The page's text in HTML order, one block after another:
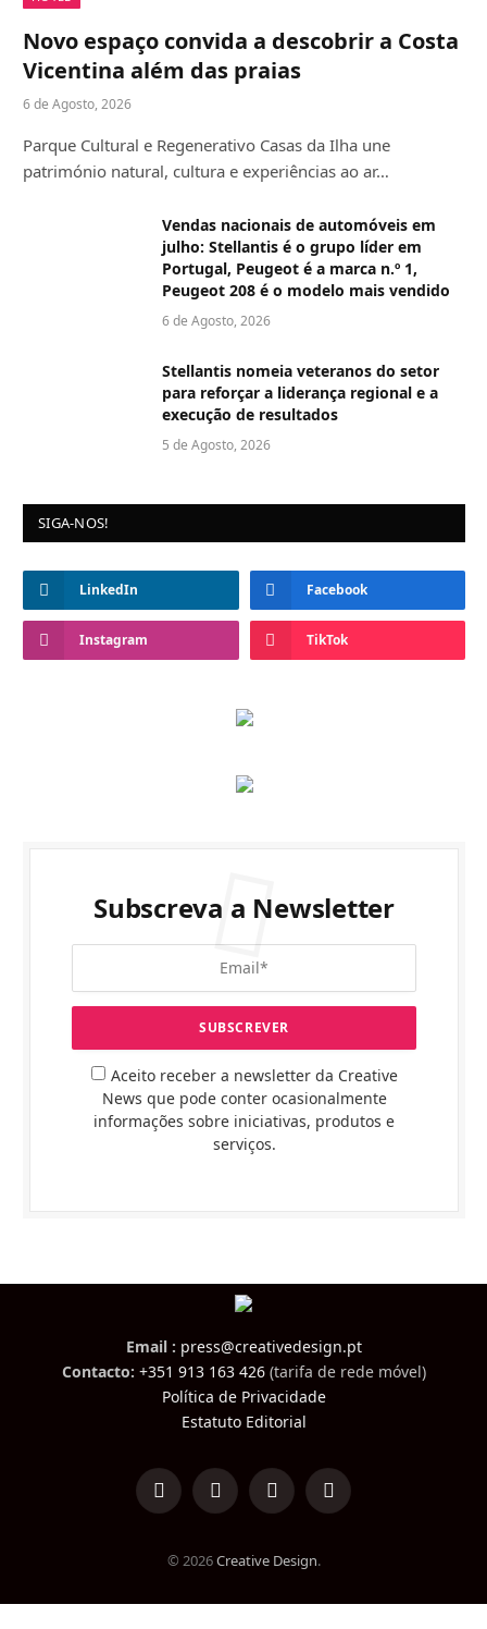
Novo espaço convida a descobrir a Costa
Vicentina além das praias
6 de Agosto, 2026
Parque Cultural e Regenerativo Casas da Ilha une
património natural, cultura e experiências ao ar…
Vendas nacionais de automóveis em
julho: Stellantis é o grupo líder em
Portugal, Peugeot é a marca n.º 1,
Peugeot 208 é o modelo mais vendido
6 de Agosto, 2026
Stellantis nomeia veteranos do setor
para reforçar a liderança regional e a
execução de resultados
5 de Agosto, 2026
SIGA-NOS!
LinkedIn Facebook
Instagram TikTok
Subscreva a Newsletter
Aceito receber a newsletter da Creative
News que pode conter ocasionalmente
informações sobre iniciativas, produtos e
serviços.
Email : press@creativedesign.pt
Contacto: +351 913 163 426(tarifa de rede móvel)
Política de Privacidade
Estatuto Editorial
LinkedInFacebookInstagramTikTok
© 2026Creative Design.